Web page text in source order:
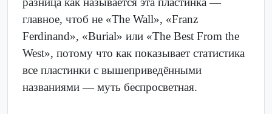
главное, чтоб не «The Wall», «Franz
Ferdinand», «Burial» или «The Best From the
West», потому что как показывает статистика
все пластинки с вышеприведёнными
названиями — муть беспросветная.